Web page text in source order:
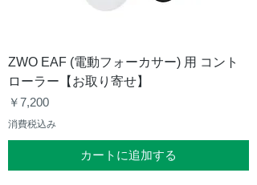
ZWO EAF (電動フォーカサー) 用 コント
ローラー【お取り寄せ】
価格
￥7,200
消費税込み
カートに追加する